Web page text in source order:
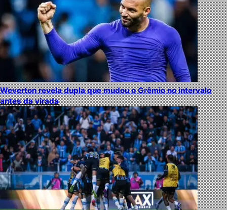
Weverton revela dupla que mudou o Grêmio no intervalo
antes da virada